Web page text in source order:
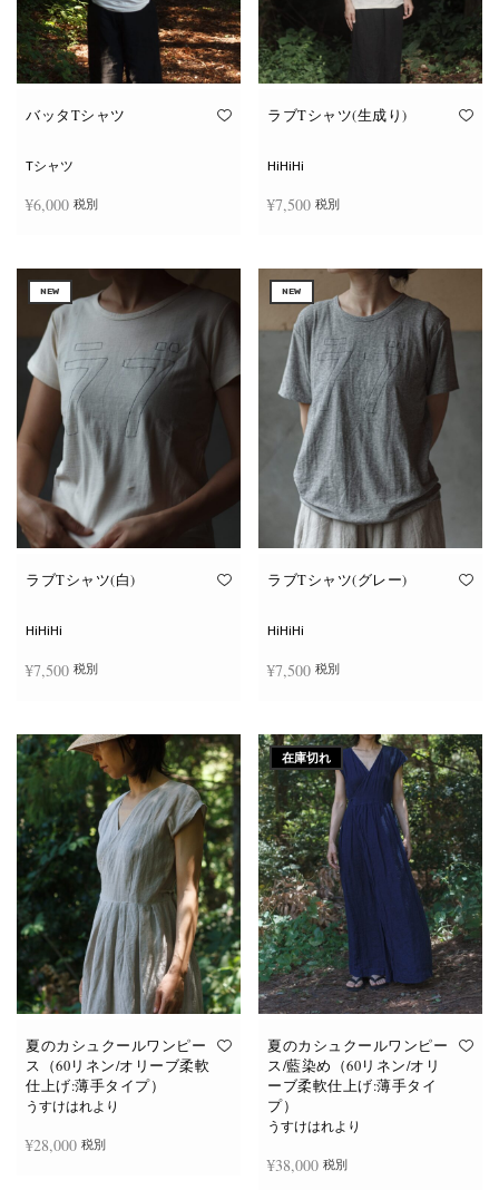
ョ
ま
ジ
ら
選
き
ま
す
ョ
ま
オ
ジ
ら
選
択
で
き
ま
す
バッタTシャツ
Tシャツ
¥6,000 税別
の
品
に
数
の
バ
リ
エ
ー
シ
ョ
ン
が
あ
り
ま
オ
ジ
か
ら
選
択
で
き
ま
す
ラブTシャツ(生成り)
HiHiHi
¥7,500 税別
の
商
品
に
は
複
数
の
バ
リ
エ
ー
シ
ョ
ン
が
あ
り
ま
オ
ジ
か
ら
選
択
で
き
ま
す
NEW
ラブTシャツ(白)
HiHiHi
¥7,500 税別
の
商
品
に
は
複
数
の
バ
リ
エ
ー
シ
ョ
ン
が
あ
り
ま
オ
プ
シ
ョ
NEW
ラブTシャツ(グレー)
HiHiHi
¥7,500 税別
の
商
品
に
複
数
の
ョ
ン
が
あ
り
ま
オ
プ
シ
ョ
夏のカシュクールワンピー
ス（60リネン/オリーブ柔軟
仕上げ:薄手タイプ）
うすけはれより
¥28,000 税別
在庫切れ
夏のカシュクールワンピー
ス/藍染め（60リネン/オリ
ーブ柔軟仕上げ:薄手タイ
プ）
うすけはれより
¥38,000 税別